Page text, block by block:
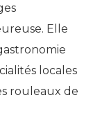
Elle
locales
rouleaux de